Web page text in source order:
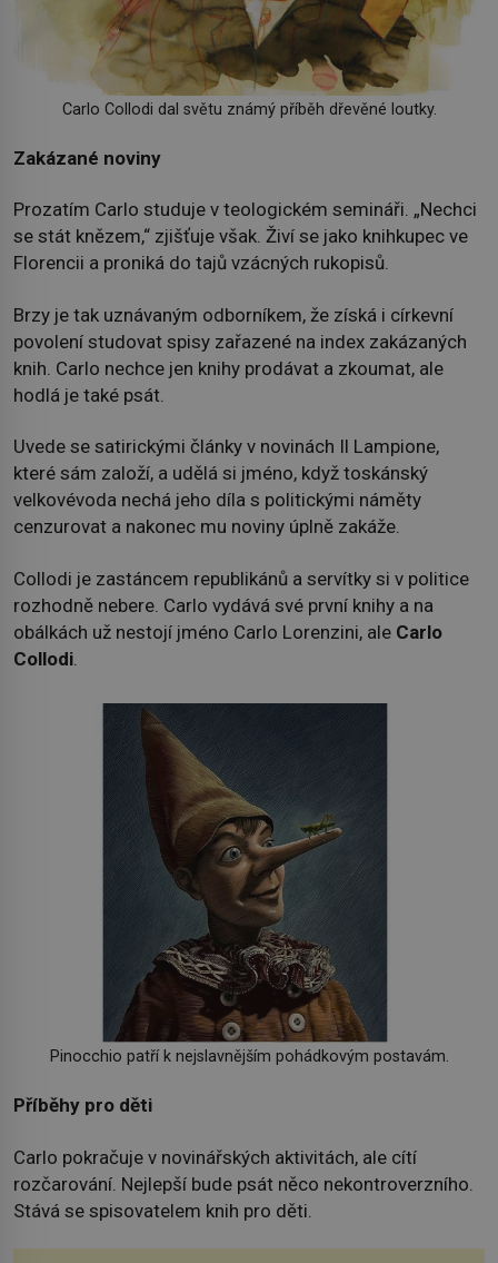
Carlo Collodi dal světu známý příběh dřevěné loutky.
Zakázané noviny
Prozatím Carlo studuje v teologickém semináři. „Nechci
se stát knězem,“ zjišťuje však. Živí se jako knihkupec ve
Florencii a proniká do tajů vzácných rukopisů.
Brzy je tak uznávaným odborníkem, že získá i církevní
povolení studovat spisy zařazené na index zakázaných
knih. Carlo nechce jen knihy prodávat a zkoumat, ale
hodlá je také psát.
Uvede se satirickými články v novinách Il Lampione,
které sám založí, a udělá si jméno, když toskánský
velkovévoda nechá jeho díla s politickými náměty
cenzurovat a nakonec mu noviny úplně zakáže.
Collodi je zastáncem republikánů a servítky si v politice
rozhodně nebere. Carlo vydává své první knihy a na
obálkách už nestojí jméno Carlo Lorenzini, ale Carlo
Collodi
Pinocchio patří k nejslavnějším pohádkovým postavám.
Příběhy pro děti
Carlo pokračuje v novinářských aktivitách, ale cítí
rozčarování. Nejlepší bude psát něco nekontroverzního.
Stává se spisovatelem knih pro děti.